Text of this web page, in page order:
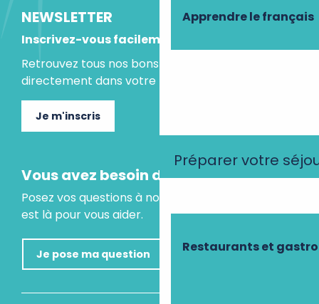
Apprendre le français
Préparer votre
Restaurants et
NEWSLETTER
Inscrivez-vous facilement
Retrouvez tous nos bons plans et idées séjours
directement dans votre boite mail.
Je m'inscris
Vous avez besoin d'un conseil ?
Posez vos questions à notre assistant virtuel, il
est là pour vous aider.
Je pose ma question